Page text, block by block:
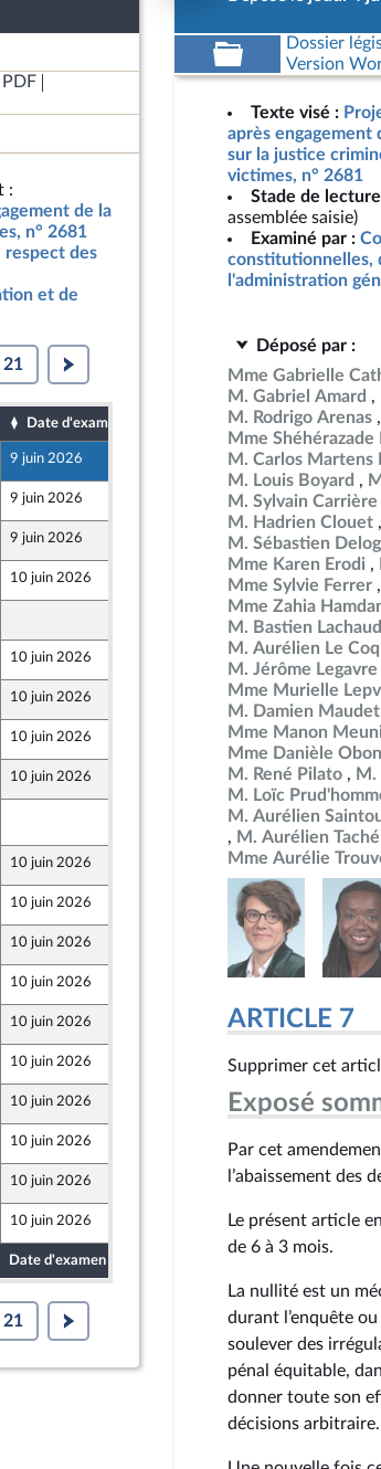
:
de la
n° 2681
respect des
et de
21
Date d'examen Date de dépôt
9 juin 2026
9 juin 2026
9 juin 2026
10 juin 2026
10 juin 2026
10 juin 2026
10 juin 2026
10 juin 2026
10 juin 2026
10 juin 2026
10 juin 2026
10 juin 2026
10 juin 2026
10 juin 2026
10 juin 2026
10 juin 2026
10 juin 2026
10 juin 2026
Date d'examen
21
Dossier
Version
Texte visé :
après engagement
sur la justice
victimes, n° 2681
Stade de
assemblée saisie)
Examiné par :
constitutionnelles,
l'administration
Déposé par :
Mme Gabrielle
M. Gabriel Amard
M. Rodrigo Arenas
Mme
M. Carlos Martens
M. Louis Boyard
M. Sylvain Carrière
M. Hadrien Clouet
M. Sébastien
Mme Karen Erodi
Mme Sylvie Ferrer
Mme Zahia
M. Bastien Lachaud
M. Aurélien Le Coq
M. Jérôme Legavre
Mme Murielle
M. Damien Maudet
Mme Manon
Mme Danièle
M. René Pilato
M.
M. Loïc
M. Aurélien
M. Aurélien Taché
Mme Aurélie
ARTICLE 7
Supprimer cet
Exposé
Par cet
l’abaissement des
Le présent article
de 6 à 3 mois.
La nullité est un
durant l’enquête
soulever des
pénal équitable,
donner toute son
décisions arbitraire.